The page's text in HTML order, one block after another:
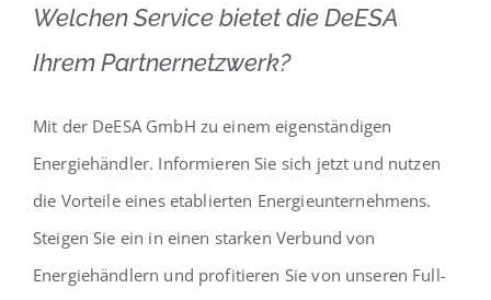
Welchen Service bietet die DeESA
Ihrem Partnernetzwerk?
Mit der DeESA GmbH zu einem eigenständigen
Energiehändler. Informieren Sie sich jetzt und nutzen
die Vorteile eines etablierten Energieunternehmens.
Steigen Sie ein in einen starken Verbund von
Energiehändlern und profitieren Sie von unseren Full-